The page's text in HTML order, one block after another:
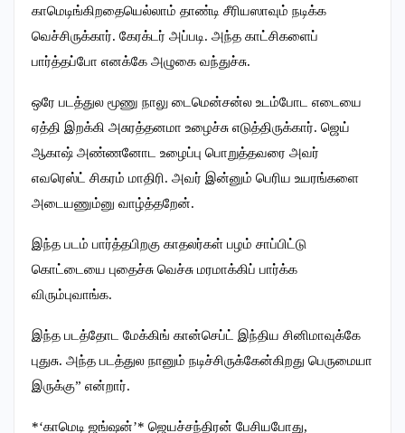
காமெடிங்கிறதையெல்லாம் தாண்டி சீரியஸாவும் நடிக்க
வெச்சிருக்கார். கேரக்டர் அப்படி. அந்த காட்சிகளைப்
பார்த்தப்போ எனக்கே அழுகை வந்துச்சு.
ஒரே படத்துல மூணு நாலு டைமென்சன்ல உடம்போட எடையை
ஏத்தி இறக்கி அசுரத்தனமா உழைச்சு எடுத்திருக்கார். ஜெய்
ஆகாஷ் அண்ணனோட உழைப்பு பொறுத்தவரை அவர்
எவரெஸ்ட் சிகரம் மாதிரி. அவர் இன்னும் பெரிய உயரங்களை
அடையணும்னு வாழ்த்தறேன்.
இந்த படம் பார்த்தபிறகு காதலர்கள் பழம் சாப்பிட்டு
கொட்டையை புதைச்சு வெச்சு மரமாக்கிப் பார்க்க
விரும்புவாங்க.
இந்த படத்தோட மேக்கிங் கான்செப்ட் இந்திய சினிமாவுக்கே
புதுசு. அந்த படத்துல நானும் நடிச்சிருக்கேன்கிறது பெருமையா
இருக்கு” என்றார்.
*‘காமெடி ஜங்ஷன்’* ஜெயச்சந்திரன் பேசியபோது,